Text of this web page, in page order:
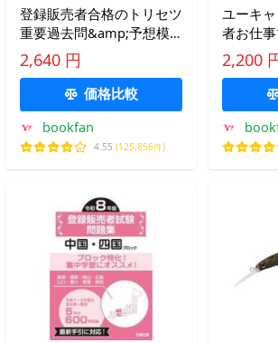
登録販売者合格のトリセツ
重要過去問&amp;予想模
試Final 2026-27年版/岩堀
禎廣/東京リーガルマイン
ドLEC登録販売者試験対策
プロジェクト
2,640 円
価格比較
bookfan
4.55 (125,856件)
ユーキ
者お仕
で差が
ーキャン
2,200